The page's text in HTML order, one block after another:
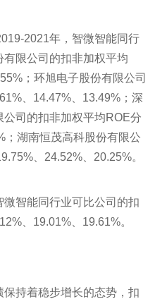
2021年，智微智能同行
限公司的扣非加权平均
；环旭电子股份有限公司
、14.47%、13.49%；深
公司的扣非加权平均ROE分
；湖南恒茂高科股份有限公
、24.52%、20.25%。
智能同行业可比公司的扣
、19.01%、19.61%。
保持着稳步增长的态势，扣